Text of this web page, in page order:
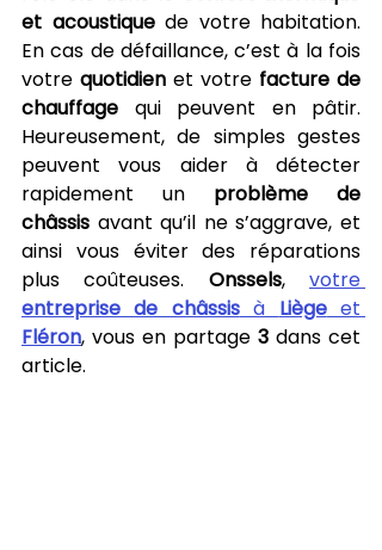
et acoustique de votre habitation.
En cas de défaillance, c’est à la fois
votre quotidien et votre facture de
chauffage qui peuvent en pâtir.
Heureusement, de simples gestes
peuvent vous aider à détecter
rapidement un problème de
châssis avant qu’il ne s’aggrave, et
ainsi vous éviter des réparations
plus coûteuses. Onssels,
entreprise de châssis à Liège
Fléron, vous en partage 3 dans cet
article.